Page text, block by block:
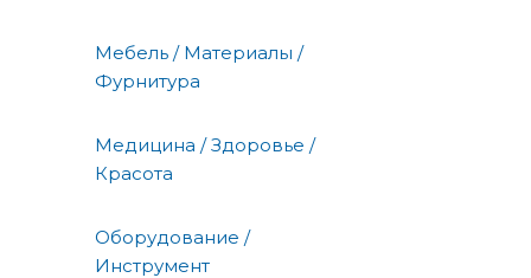
Мебель / Материалы /
Фурнитура
Медицина / Здоровье /
Красота
Оборудование /
Инструмент